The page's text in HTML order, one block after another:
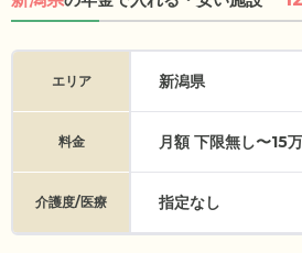
エリア 新潟県
料金 月額 下限無し〜15
介護度/医療 指定なし